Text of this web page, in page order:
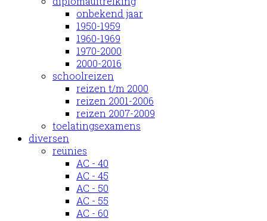
onbekend jaar
1950-1959
1960-1969
1970-2000
2000-2016
schoolreizen
reizen t/m 2000
reizen 2001-2006
reizen 2007-2009
toelatingsexamens
diversen
reünies
AC - 40
AC - 45
AC - 50
AC - 55
AC - 60